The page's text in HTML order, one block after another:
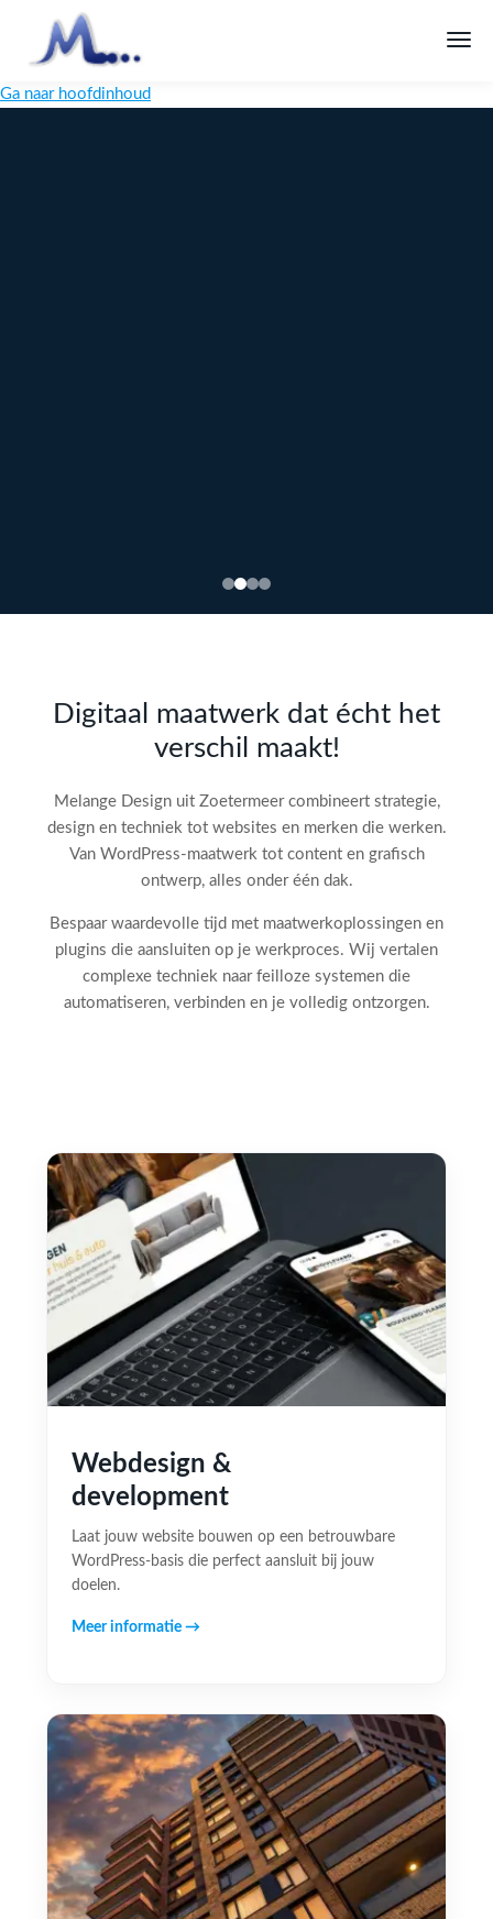
Ga naar hoofdinhoud
de SEO-
audit
Digitaal maatwerk dat écht het
verschil maakt!
Melange Design uit Zoetermeer combineert strategie,
design en techniek tot websites en merken die werken.
Van WordPress-maatwerk tot content en grafisch
ontwerp, alles onder één dak.
Bespaar waardevolle tijd met maatwerkoplossingen en
plugins die aansluiten op je werkproces. Wij vertalen
complexe techniek naar feilloze systemen die
automatiseren, verbinden en je volledig ontzorgen.
Webdesign &
development
Laat jouw website bouwen op een betrouwbare
WordPress-basis die perfect aansluit bij jouw
doelen.
Meer informatie →